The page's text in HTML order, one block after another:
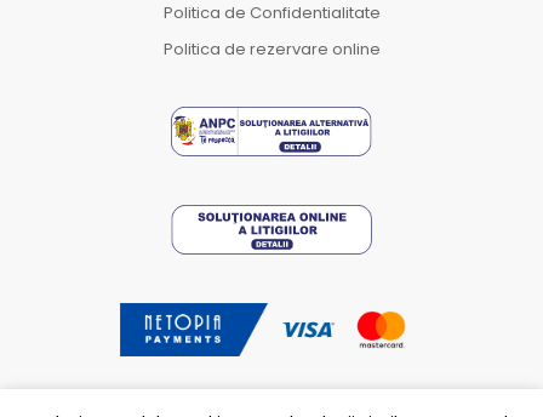
Politica de Confidentialitate
Politica de rezervare online